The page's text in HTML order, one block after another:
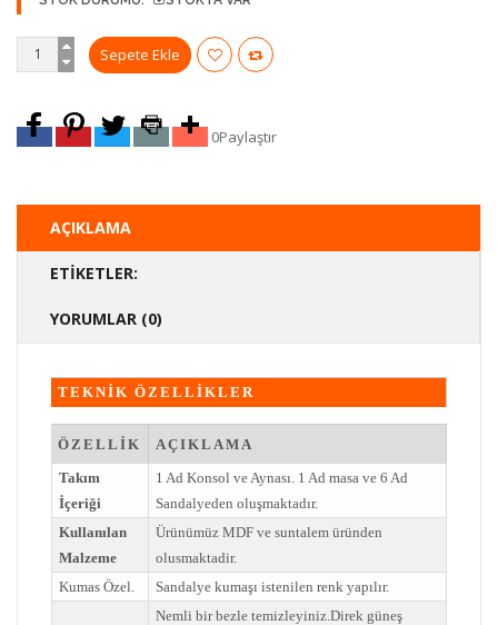
0Paylaştır
AÇIKLAMA
ETIKETLER:
YORUMLAR (0)
TEKNİK ÖZELLİKLER
ÖZELLİK
AÇIKLAMA
Takım
İçeriği
1 Ad Konsol ve Aynası. 1 Ad masa ve 6 Ad
Sandalyeden oluşmaktadır.
Kullanılan
Malzeme
Ürünümüz MDF ve suntalem üründen
olusmaktadir.
Kumas Özel.
Sandalye kumaşı istenilen renk yapılır.
Nemli bir bezle temizleyiniz.Direk güneş